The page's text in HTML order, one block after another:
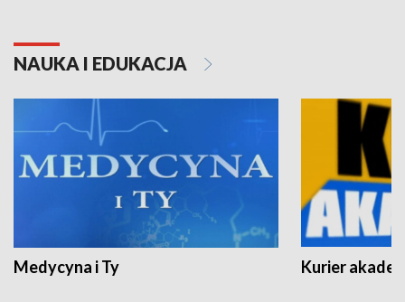
NAUKA I EDUKACJA
Medycyna i Ty Kurier